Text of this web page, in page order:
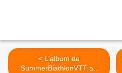
< L'album du
SummerBiathlonVTT au